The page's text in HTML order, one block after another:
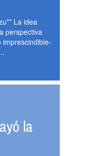
La idea
perspectiva
la